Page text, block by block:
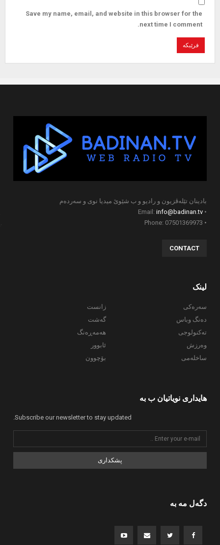
Save my name, email, and website in this browser for the
next time I comment.
بادینان تێلەڤزیون و رادیو و ب شێوێ میدیا نوی و سەردەم
info@badinan.tv
CONTACT
لینک
سەرەکی
دەنگ وباس
تەکنولوجی
وەرزش
ساخلەمی
زانست
گەشت
هەمەڕەنگ
ئابوور
بۆچوون
هایداری نویاتیان ب بە
Subscribe our newsletter to stay updated.
پشکداری
دگەل مە بە